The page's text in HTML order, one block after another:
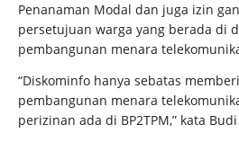
Penanaman Modal dan juga izin
persetujuan warga yang berada di
pembangunan menara
“Diskominfo hanya sebatas
pembangunan menara
perizinan ada di BP2TPM,” kata